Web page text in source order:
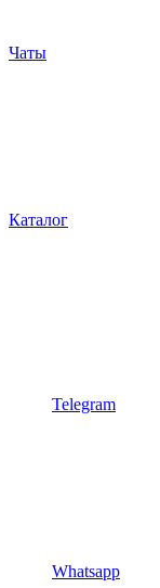
Чаты
Каталог
Telegram
Whatsapp